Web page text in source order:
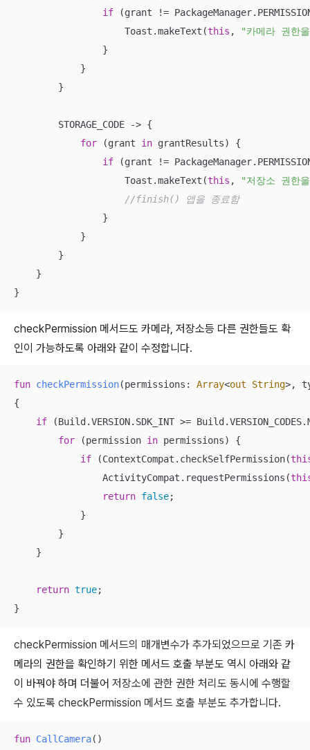
if (grant !=
                    Toast.makeText(
this ,
"카메라 권한
                }
            }
        }
        STORAGE_CODE -> {
for (grant in grantResults) {
if (grant !=
                    Toast.makeText(
this ,
"저장소 권한
//finish() 앱을 종료함
                }
            }
        }
    }
}
checkPermission 메서드도 카메라, 저장소등 다른 권한들도 확
인이 가능하도록 아래와 같이 수정합니다.
fun checkPermission(permissions: Array<out String>,
{
if (Build.VERSION.SDK_INT >=
for (permission in permissions) {
if (ContextCompat.checkSelfPermission(
                ActivityCompat.requestPermissions(
return false;
            }
        }
    }
return true;
}
checkPermission 메서드의 매개변수가 추가되었으므로 기존 카
메라의 권한을 확인하기 위한 메서드 호출 부분도 역시 아래와 같
이 바꿔야 하며 더불어 저장소에 관한 권한 처리도 동시에 수행할
수 있도록 checkPermission 메서드 호출 부분도 추가합니다.
fun CallCamera()